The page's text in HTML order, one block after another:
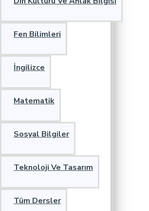
Fen Bilimleri
İngilizce
Matematik
Sosyal Bilgiler
Teknoloji Ve Tasarım
Tüm Dersler